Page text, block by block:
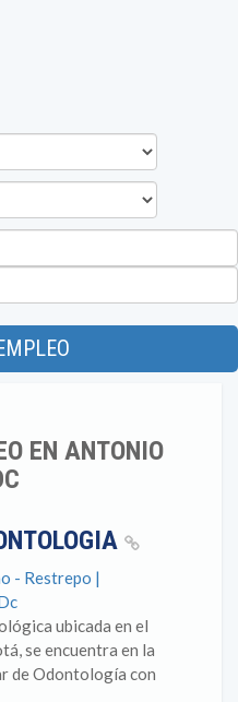
EN ANTONIO
- Restrepo |
ubicada en el
se encuentra en la
de Odontología con